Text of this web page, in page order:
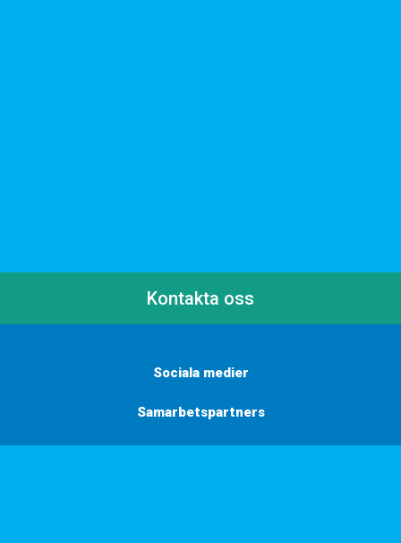
Kontakta oss
Sociala medier
Samarbetspartners